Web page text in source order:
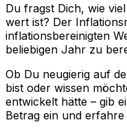
Du fragst Dich, wie
wert ist? Der
inflationsbereinigten
beliebigen Jahr zu
Ob Du neugierig auf
bist oder wissen
entwickelt hätte – gib
Betrag ein und